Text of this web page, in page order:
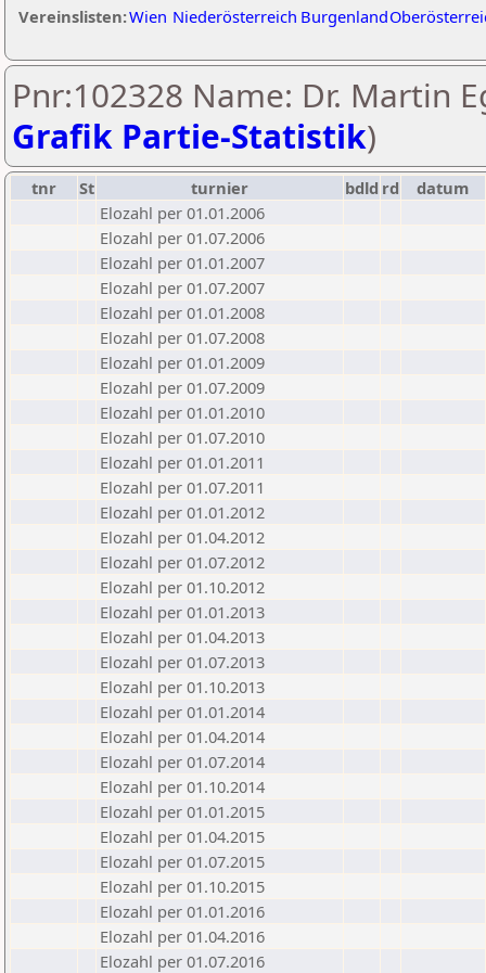
Vereinslisten:Wien Niederösterreich Burgenland
Pnr:102328 Name: Dr. Martin
Grafik Partie-Statistik)
tnr St turnier bdld rd
datum
Elozahl per 01.01.2006
Elozahl per 01.07.2006
Elozahl per 01.01.2007
Elozahl per 01.07.2007
Elozahl per 01.01.2008
Elozahl per 01.07.2008
Elozahl per 01.01.2009
Elozahl per 01.07.2009
Elozahl per 01.01.2010
Elozahl per 01.07.2010
Elozahl per 01.01.2011
Elozahl per 01.07.2011
Elozahl per 01.01.2012
Elozahl per 01.04.2012
Elozahl per 01.07.2012
Elozahl per 01.10.2012
Elozahl per 01.01.2013
Elozahl per 01.04.2013
Elozahl per 01.07.2013
Elozahl per 01.10.2013
Elozahl per 01.01.2014
Elozahl per 01.04.2014
Elozahl per 01.07.2014
Elozahl per 01.10.2014
Elozahl per 01.01.2015
Elozahl per 01.04.2015
Elozahl per 01.07.2015
Elozahl per 01.10.2015
Elozahl per 01.01.2016
Elozahl per 01.04.2016
Elozahl per 01.07.2016